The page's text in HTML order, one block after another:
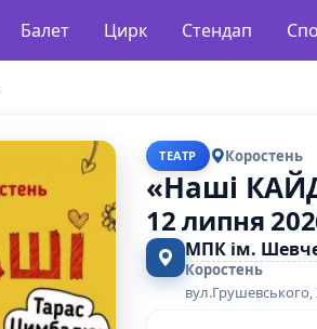
Балет Цирк Стендап
ТЕАТР Коростень
«Наші
12 липня
МПК ім.
Коростень
вул.Грушевського,